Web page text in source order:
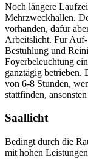
Noch längere
Mehrzweckhallen.
vorhanden, dafür
Arbeitslicht. Für
Bestuhlung und
Foyerbeleuchtung
ganztägig betrieben.
von 6-8 Stunden,
stattfinden,
Saallicht
Bedingt durch die
mit hohen